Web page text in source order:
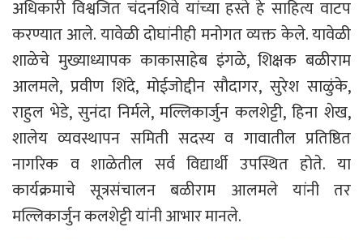
अधिकारी विश्वजित चंदनशिवे यांच्या हस्ते हे साहित्य वाटप
करण्यात आले. यावेळी दोघांनीही मनोगत व्यक्त केले. यावेळी
शाळेचे मुख्याध्यापक काकासाहेब इंगळे, शिक्षक बळीराम
आलमले, प्रवीण शिंदे, मोईजोद्दीन सौदागर, सुरेश साळुंके,
राहुल भेडे, सुनंदा निर्मले, मल्लिकार्जुन कलशेट्टी, हिना शेख,
शालेय व्यवस्थापन समिती सदस्य व गावातील प्रतिष्ठित
नागरिक व शाळेतील सर्व विद्यार्थी उपस्थित होते. या
कार्यक्रमाचे सूत्रसंचालन बळीराम आलमले यांनी तर
मल्लिकार्जुन कलशेट्टी यांनी आभार मानले.